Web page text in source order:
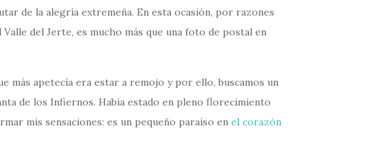
de la alegría extremeña. En esta ocasión, por razones
del Jerte, es mucho más que una foto de postal en
más apetecía era estar a remojo y por ello, buscamos un
de los Infiernos. Había estado en pleno florecimiento
mis sensaciones: es un pequeño paraíso en el corazón